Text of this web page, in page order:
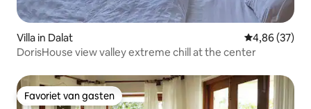
Villa in Dalat Gemiddelde
4,86 (37)
DorisHouse view valley extreme chill at the center
Favoriet van gasten
Favoriet van gasten